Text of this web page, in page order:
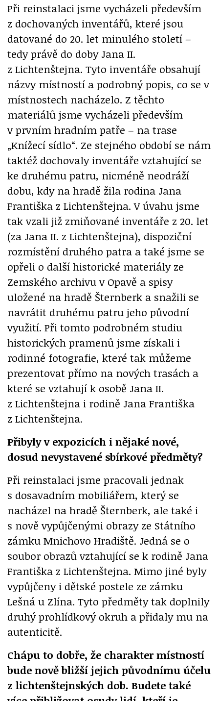
Při reinstalaci jsme vycházeli především
z dochovaných inventářů, které jsou
datované do 20. let minulého století –
tedy právě do doby Jana II.
z Lichtenštejna. Tyto inventáře obsahují
názvy místností a podrobný popis, co se v
místnostech nacházelo. Z těchto
materiálů jsme vycházeli především
v prvním hradním patře – na trase
„Knížecí sídlo“. Ze stejného období se nám
taktéž dochovaly inventáře vztahující se
ke druhému patru, nicméně neodráží
dobu, kdy na hradě žila rodina Jana
Františka z Lichtenštejna. V úvahu jsme
tak vzali již zmiňované inventáře z 20. let
(za Jana II. z Lichtenštejna), dispoziční
rozmístění druhého patra a také jsme se
opřeli o další historické materiály ze
Zemského archivu v Opavě a spisy
uložené na hradě Šternberk a snažili se
navrátit druhému patru jeho původní
využití. Při tomto podrobném studiu
historických pramenů jsme získali i
rodinné fotografie, které tak můžeme
prezentovat přímo na nových trasách a
které se vztahují k osobě Jana II.
z Lichtenštejna i rodině Jana Františka
z Lichtenštejna.
Přibyly v expozicích i nějaké nové,
dosud nevystavené sbírkové předměty?
Při reinstalaci jsme pracovali jednak
s dosavadním mobiliářem, který se
nacházel na hradě Šternberk, ale také i
s nově vypůjčenými obrazy ze Státního
zámku Mnichovo Hradiště. Jedná se o
soubor obrazů vztahující se k rodině Jana
Františka z Lichtenštejna. Mimo jiné byly
vypůjčeny i dětské postele ze zámku
Lešná u Zlína. Tyto předměty tak doplnily
druhý prohlídkový okruh a přidaly mu na
autenticitě.
Chápu to dobře, že charakter místností
bude nově bližší jejich původnímu účelu
z lichtenštejnských dob. Budete také